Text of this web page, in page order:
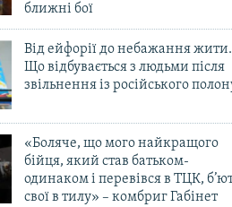
ближні бої
Від ейфорії до небажання жити.
Що відбувається з людьми після
звільнення із російського
«Боляче, що мого найкращого
бійця, який став батьком-
одинаком і перевівся в ТЦК,
свої в тилу» – комбриг Габінет